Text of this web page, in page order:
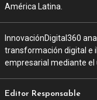
América Latina.
InnovaciónDigital360
transformación digital e
empresarial mediante el
Editor Responsable